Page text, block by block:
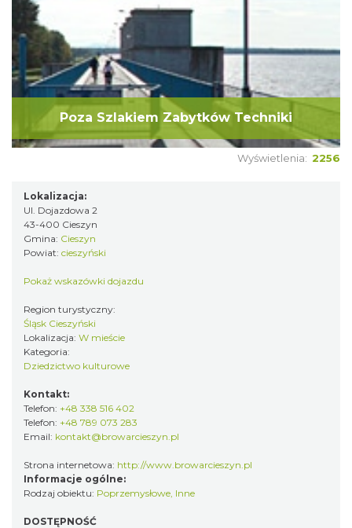
Poza Szlakiem Zabytków Techniki
Wyświetlenia: 2256
Lokalizacja:
Ul. Dojazdowa 2
43-400 Cieszyn
Gmina: Cieszyn
Powiat: cieszyński
Pokaż wskazówki dojazdu
Region turystyczny:
Śląsk Cieszyński
Lokalizacja: W mieście
Kategoria:
Dziedzictwo kulturowe
Kontakt:
Telefon: +48 338 516 402
Telefon: +48 789 073 283
Email: kontakt@browarcieszyn.pl
Strona internetowa: http://www.browarcieszyn.pl
Informacje ogólne:
Rodzaj obiektu: Poprzemysłowe Inne
DOSTĘPNOŚĆ